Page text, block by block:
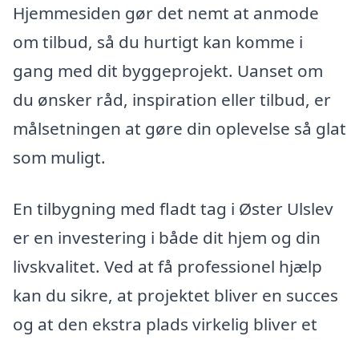
Hjemmesiden gør det nemt at anmode
om tilbud, så du hurtigt kan komme i
gang med dit byggeprojekt. Uanset om
du ønsker råd, inspiration eller tilbud, er
målsetningen at gøre din oplevelse så glat
som muligt.
En tilbygning med fladt tag i Øster Ulslev
er en investering i både dit hjem og din
livskvalitet. Ved at få professionel hjælp
kan du sikre, at projektet bliver en succes
og at den ekstra plads virkelig bliver et